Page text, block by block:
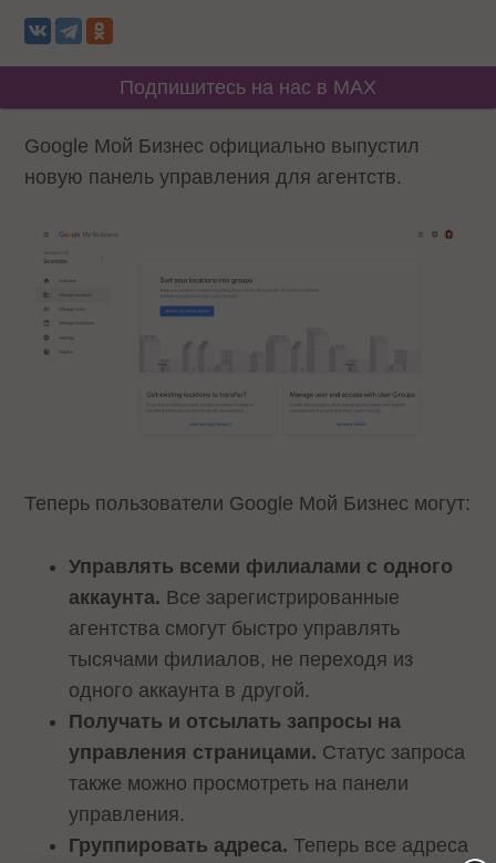
Подпишитесь на нас в MAX
Google Мой Бизнес официально выпустил
новую панель управления для агентств.
Теперь пользователи Google Мой Бизнес могут:
Управлять всеми филиалами с одного
аккаунта. Все зарегистрированные
агентства смогут быстро управлять
тысячами филиалов, не переходя из
одного аккаунта в другой.
Получать и отсылать запросы на
управления страницами. Статус запроса
также можно просмотреть на панели
управления.
Группировать адреса. Теперь все адреса